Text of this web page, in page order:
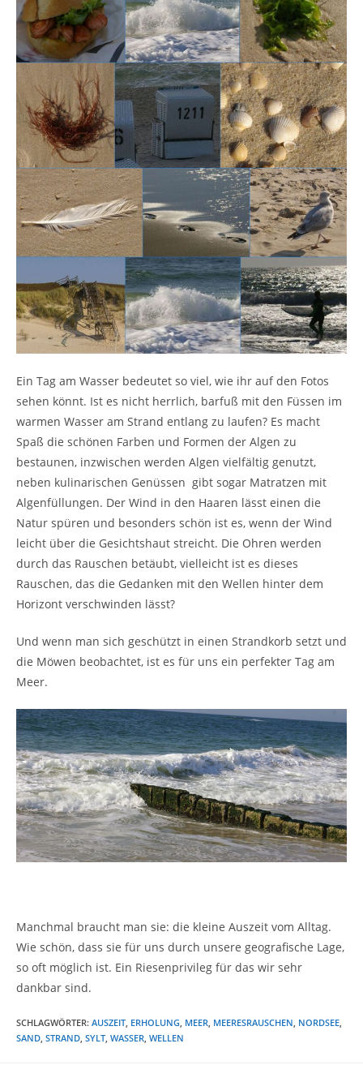
Ein Tag am Wasser bedeutet so viel, wie ihr auf den Fotos
sehen könnt. Ist es nicht herrlich, barfuß mit den Füssen im
warmen Wasser am Strand entlang zu laufen? Es macht
Spaß die schönen Farben und Formen der Algen zu
bestaunen, inzwischen werden Algen vielfältig genutzt,
neben kulinarischen Genüssen gibt sogar Matratzen mit
Algenfüllungen. Der Wind in den Haaren lässt einen die
Natur spüren und besonders schön ist es, wenn der Wind
leicht über die Gesichtshaut streicht. Die Ohren werden
durch das Rauschen betäubt, vielleicht ist es dieses
Rauschen, das die Gedanken mit den Wellen hinter dem
Horizont verschwinden lässt?
Und wenn man sich geschützt in einen Strandkorb setzt und
die Möwen beobachtet, ist es für uns ein perfekter Tag am
Meer.
Manchmal braucht man sie: die kleine Auszeit vom Alltag.
Wie schön, dass sie für uns durch unsere geografische Lage,
so oft möglich ist. Ein Riesenprivileg für das wir sehr
dankbar sind.
SCHLAGWÖRTER: AUSZEIT ERHOLUNG MEER MEERESRAUSCHEN NORDSEE
SAND STRAND SYLT WASSER WELLEN